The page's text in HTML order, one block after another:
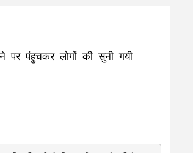
पर पंहुचकर लोगों की सुनी गयी